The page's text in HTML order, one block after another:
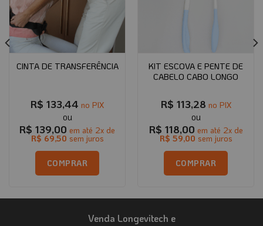
CINTA DE TRANSFERÊNCIA
R$ 133,44 no PIX
R$ 139,00 em até 2x de
R$ 69,50 sem juros
COMPRAR
KIT ESCOVA E PENTE DE
CABELO CABO LONGO
R$ 113,28 no PIX
R$ 118,00 em até 2x de
R$ 59,00 sem juros
COMPRAR
Venda Longevitech e